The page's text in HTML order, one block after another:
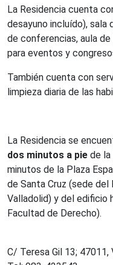
La Residencia cuenta
desayuno incluído),
de conferencias, aula
para eventos y
También cuenta con
limpieza diaria de las
La Residencia se
dos minutos a pie de la
minutos de la Plaza
de Santa Cruz (sede
Valladolid) y del edificio
Facultad de Derecho).
C/ Teresa Gil 13; 47011,